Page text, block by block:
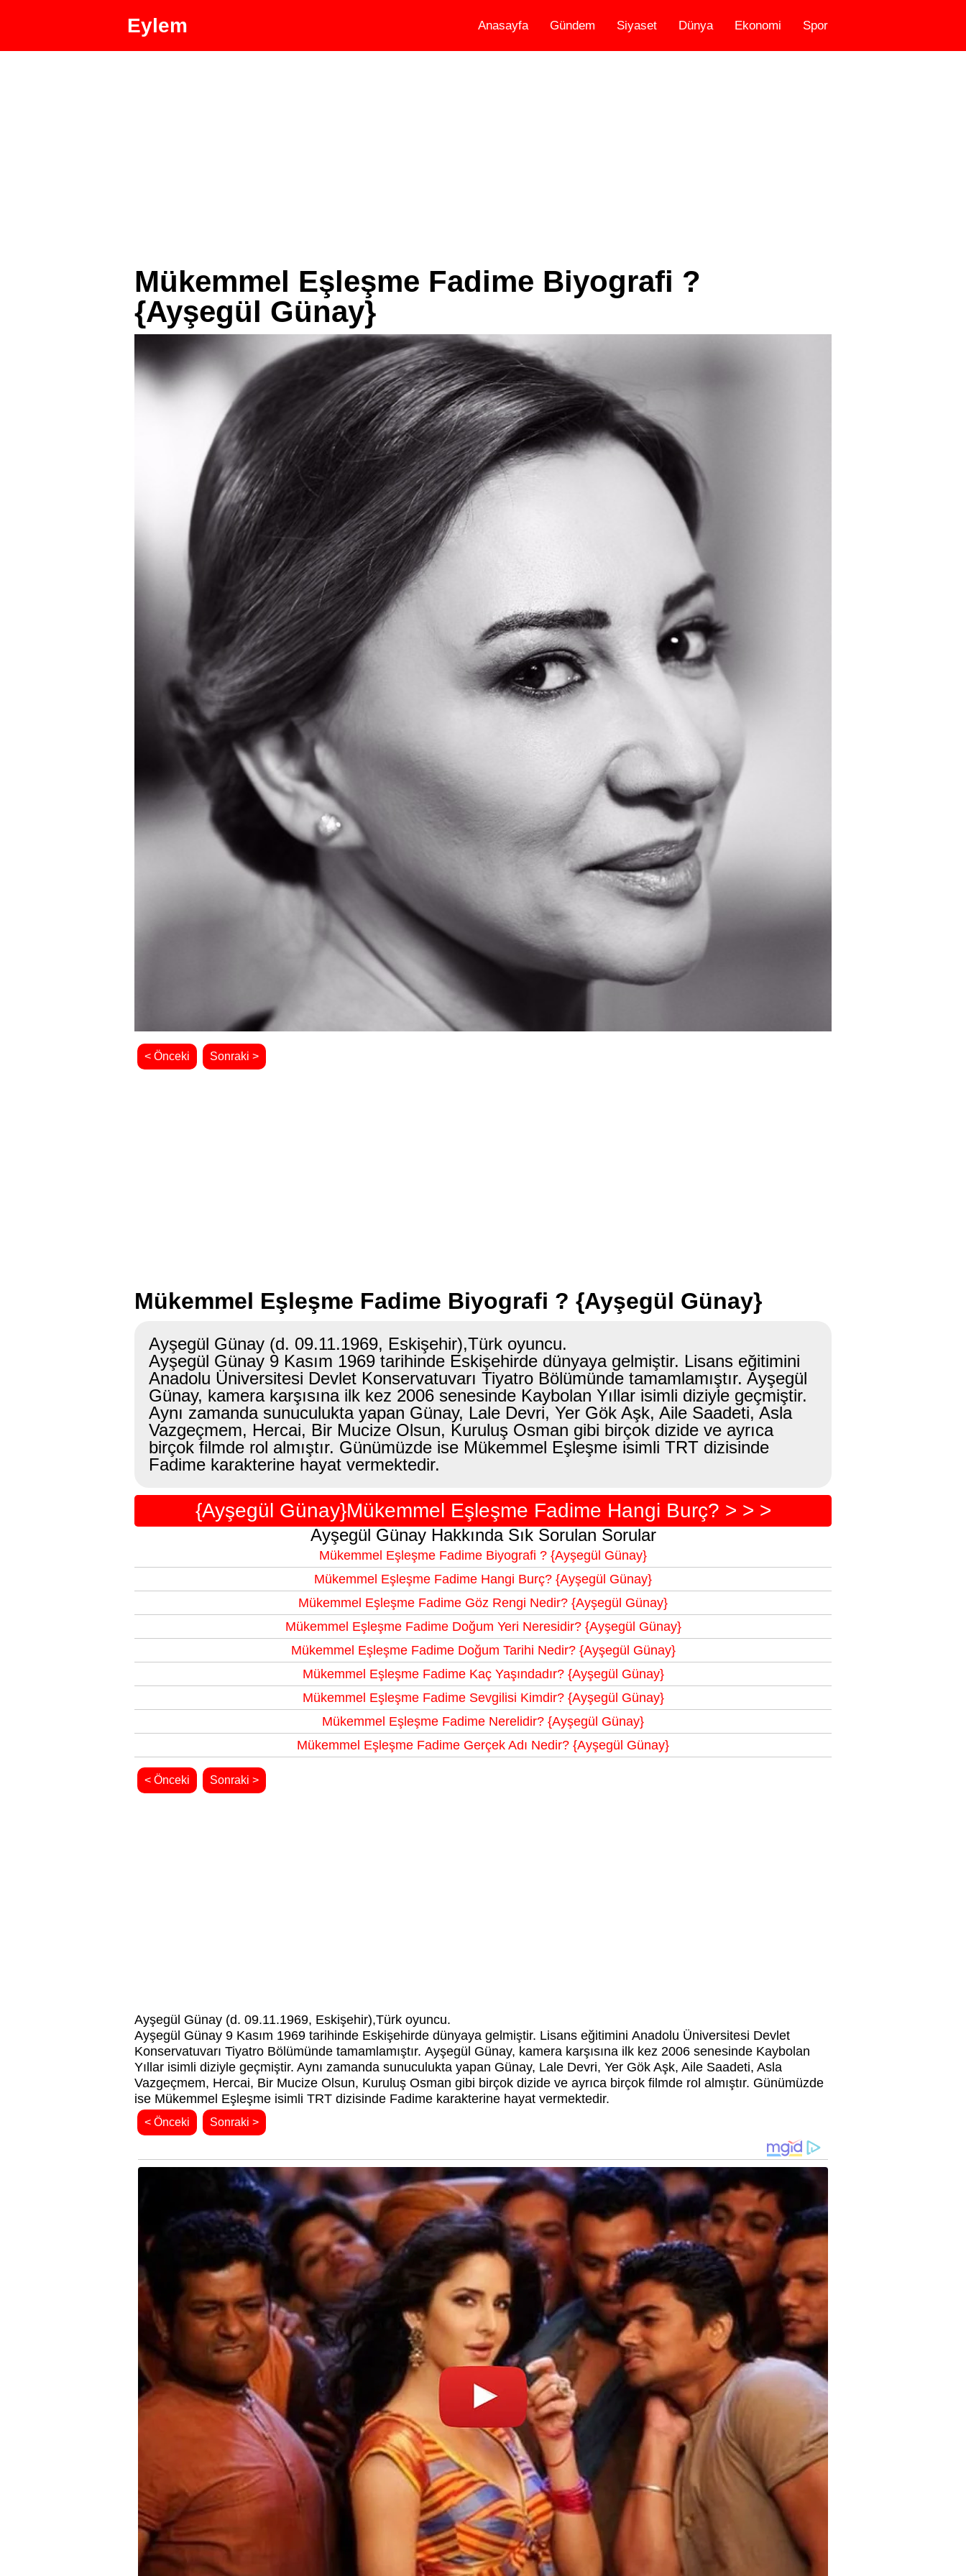
Eylem Anasayfa Gündem Siyaset Dünya Ekonomi Spor
Mükemmel Eşleşme Fadime Biyografi ?
{Ayşegül Günay}
< Önceki Sonraki >
Mükemmel Eşleşme Fadime Biyografi ? {Ayşegül Günay}
Ayşegül Günay (d. 09.11.1969, Eskişehir),Türk oyuncu.
Ayşegül Günay 9 Kasım 1969 tarihinde Eskişehirde dünyaya gelmiştir. Lisans eğitimini
Anadolu Üniversitesi Devlet Konservatuvarı Tiyatro Bölümünde tamamlamıştır. Ayşegül
Günay, kamera karşısına ilk kez 2006 senesinde Kaybolan Yıllar isimli diziyle geçmiştir.
Aynı zamanda sunuculukta yapan Günay, Lale Devri, Yer Gök Aşk, Aile Saadeti, Asla
Vazgeçmem, Hercai, Bir Mucize Olsun, Kuruluş Osman gibi birçok dizide ve ayrıca
birçok filmde rol almıştır. Günümüzde ise Mükemmel Eşleşme isimli TRT dizisinde
Fadime karakterine hayat vermektedir.
{Ayşegül Günay}Mükemmel Eşleşme Fadime Hangi Burç? > > >
Ayşegül Günay Hakkında Sık Sorulan Sorular
Mükemmel Eşleşme Fadime Biyografi ? {Ayşegül Günay}
Mükemmel Eşleşme Fadime Hangi Burç? {Ayşegül Günay}
Mükemmel Eşleşme Fadime Göz Rengi Nedir? {Ayşegül Günay}
Mükemmel Eşleşme Fadime Doğum Yeri Neresidir? {Ayşegül Günay}
Mükemmel Eşleşme Fadime Doğum Tarihi Nedir? {Ayşegül Günay}
Mükemmel Eşleşme Fadime Kaç Yaşındadır? {Ayşegül Günay}
Mükemmel Eşleşme Fadime Sevgilisi Kimdir? {Ayşegül Günay}
Mükemmel Eşleşme Fadime Nerelidir? {Ayşegül Günay}
Mükemmel Eşleşme Fadime Gerçek Adı Nedir? {Ayşegül Günay}
< Önceki Sonraki >
Ayşegül Günay (d. 09.11.1969, Eskişehir),Türk oyuncu.
Ayşegül Günay 9 Kasım 1969 tarihinde Eskişehirde dünyaya gelmiştir. Lisans eğitimini Anadolu Üniversitesi Devlet
Konservatuvarı Tiyatro Bölümünde tamamlamıştır. Ayşegül Günay, kamera karşısına ilk kez 2006 senesinde Kaybolan
Yıllar isimli diziyle geçmiştir. Aynı zamanda sunuculukta yapan Günay, Lale Devri, Yer Gök Aşk, Aile Saadeti, Asla
Vazgeçmem, Hercai, Bir Mucize Olsun, Kuruluş Osman gibi birçok dizide ve ayrıca birçok filmde rol almıştır. Günümüzde
ise Mükemmel Eşleşme isimli TRT dizisinde Fadime karakterine hayat vermektedir.
< Önceki Sonraki >